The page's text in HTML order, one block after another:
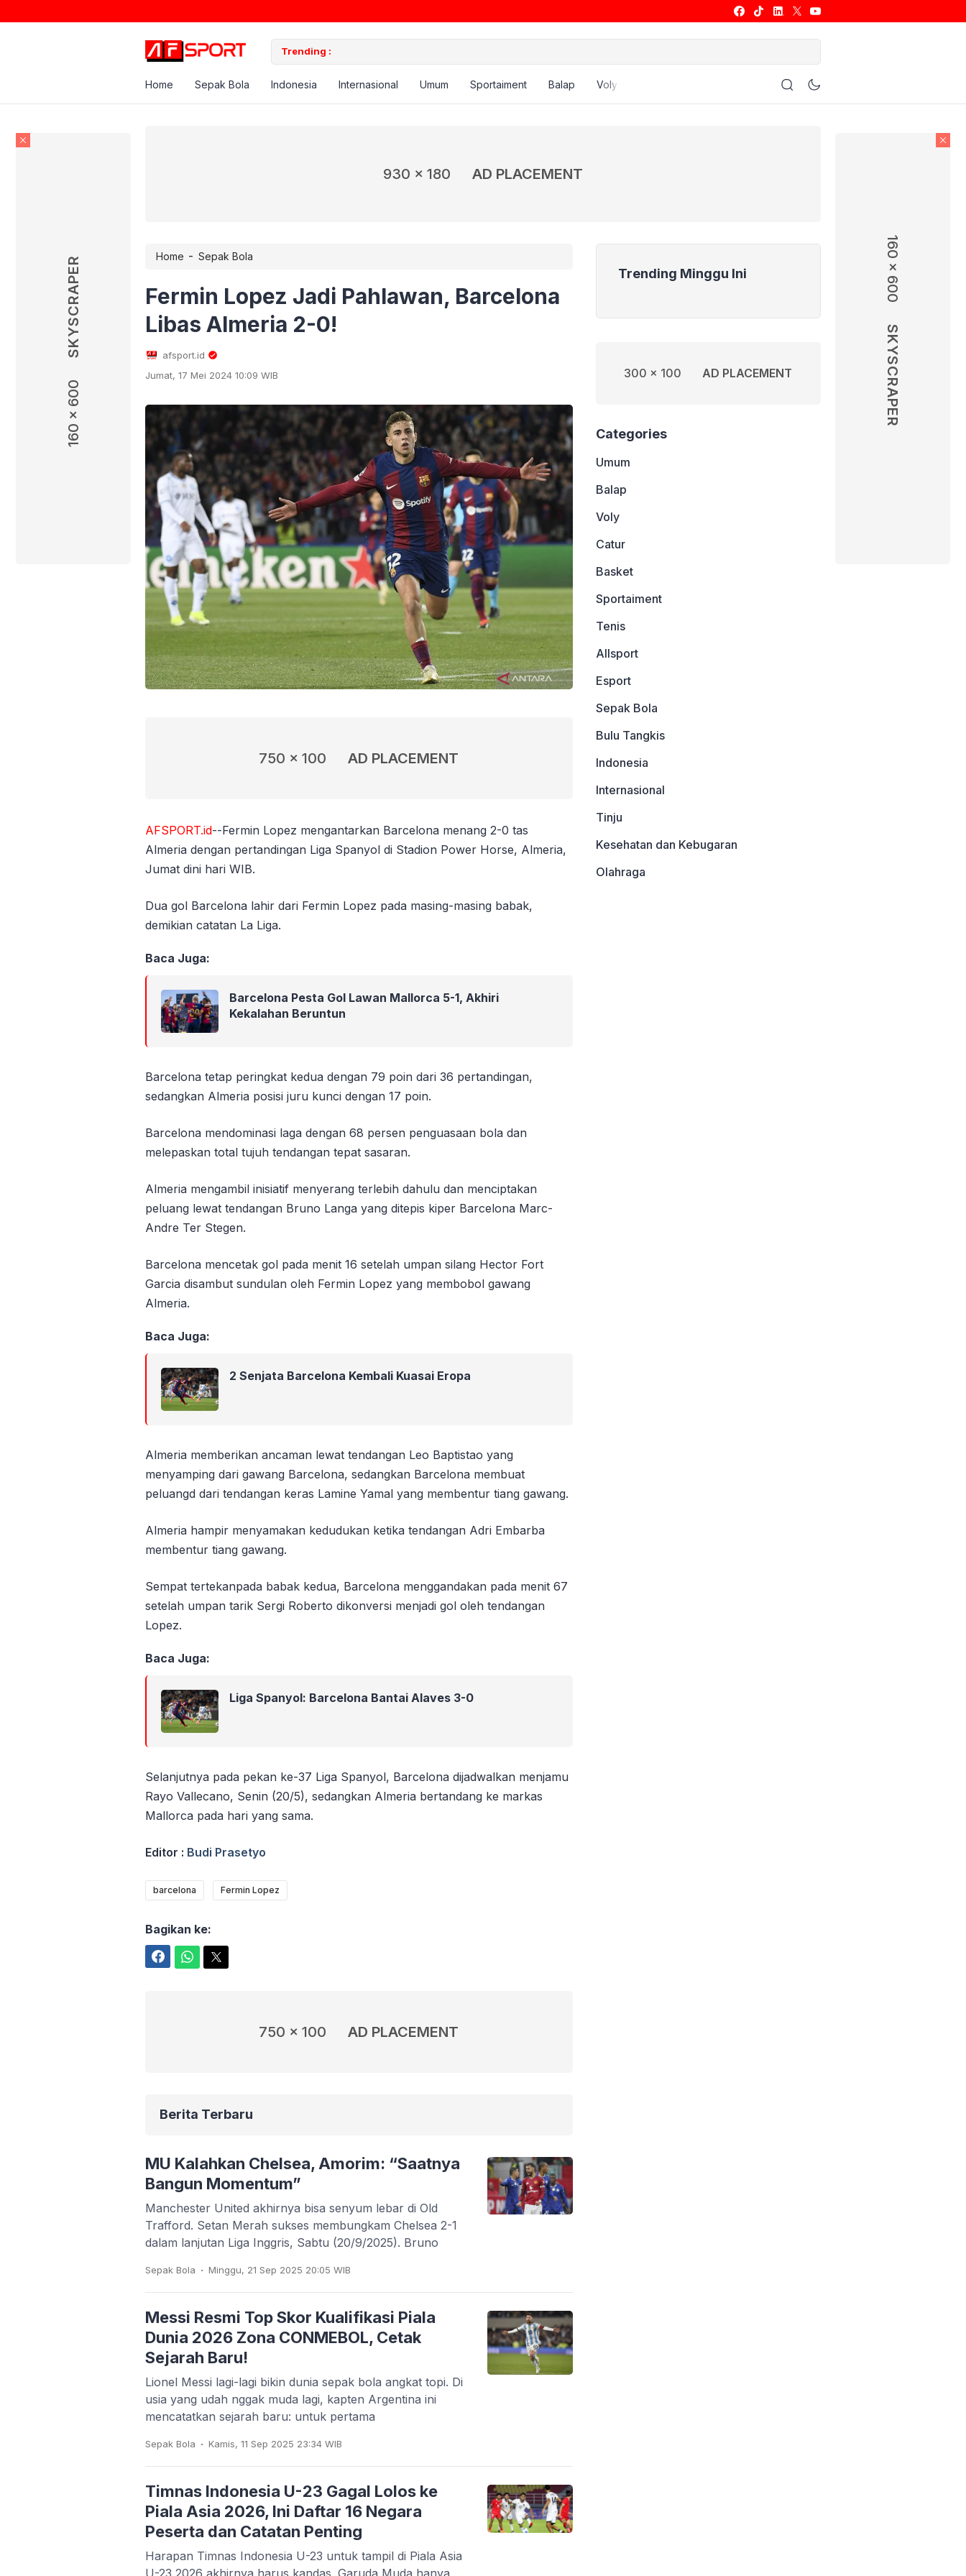
160 x 600
SKYSCRAPER 160 x 600
SKYSCRAPER
Trending :
Home Sepak Bola Indonesia Internasional Umum Sportaiment Balap Voly Allsport
930 x 180 AD PLACEMENT
Home - Sepak Bola
Fermin Lopez Jadi Pahlawan, Barcelona
Libas Almeria 2-0!
afsport.id
Jumat, 17 Mei 2024 10:09 WIB
750 x 100 AD PLACEMENT
AFSPORT.id--Fermin Lopez mengantarkan Barcelona menang 2-0 tas
Almeria dengan pertandingan Liga Spanyol di Stadion Power Horse, Almeria,
Jumat dini hari WIB.
Dua gol Barcelona lahir dari Fermin Lopez pada masing-masing babak,
demikian catatan La Liga.
Baca Juga:
Barcelona Pesta Gol Lawan Mallorca 5-1, Akhiri
Kekalahan Beruntun
Barcelona tetap peringkat kedua dengan 79 poin dari 36 pertandingan,
sedangkan Almeria posisi juru kunci dengan 17 poin.
Barcelona mendominasi laga dengan 68 persen penguasaan bola dan
melepaskan total tujuh tendangan tepat sasaran.
Almeria mengambil inisiatif menyerang terlebih dahulu dan menciptakan
peluang lewat tendangan Bruno Langa yang ditepis kiper Barcelona Marc-
Andre Ter Stegen.
Barcelona mencetak gol pada menit 16 setelah umpan silang Hector Fort
Garcia disambut sundulan oleh Fermin Lopez yang membobol gawang
Almeria.
Baca Juga:
2 Senjata Barcelona Kembali Kuasai Eropa
Almeria memberikan ancaman lewat tendangan Leo Baptistao yang
menyamping dari gawang Barcelona, sedangkan Barcelona membuat
peluangd dari tendangan keras Lamine Yamal yang membentur tiang gawang.
Almeria hampir menyamakan kedudukan ketika tendangan Adri Embarba
membentur tiang gawang.
Sempat tertekanpada babak kedua, Barcelona menggandakan pada menit 67
setelah umpan tarik Sergi Roberto dikonversi menjadi gol oleh tendangan
Lopez.
Baca Juga:
Liga Spanyol: Barcelona Bantai Alaves 3-0
Selanjutnya pada pekan ke-37 Liga Spanyol, Barcelona dijadwalkan menjamu
Rayo Vallecano, Senin (20/5), sedangkan Almeria bertandang ke markas
Mallorca pada hari yang sama.
Editor : Budi Prasetyo
barcelona Fermin Lopez
Bagikan ke:
750 x 100 AD PLACEMENT
Berita Terbaru
MU Kalahkan Chelsea, Amorim: “Saatnya
Bangun Momentum”
Manchester United akhirnya bisa senyum lebar di Old
Trafford. Setan Merah sukses membungkam Chelsea 2-1
dalam lanjutan Liga Inggris, Sabtu (20/9/2025). Bruno
Sepak Bola . Minggu, 21 Sep 2025 20:05 WIB
Messi Resmi Top Skor Kualifikasi Piala
Dunia 2026 Zona CONMEBOL, Cetak
Sejarah Baru!
Lionel Messi lagi-lagi bikin dunia sepak bola angkat topi. Di
usia yang udah nggak muda lagi, kapten Argentina ini
mencatatkan sejarah baru: untuk pertama
Sepak Bola . Kamis, 11 Sep 2025 23:34 WIB
Timnas Indonesia U-23 Gagal Lolos ke
Piala Asia 2026, Ini Daftar 16 Negara
Peserta dan Catatan Penting
Harapan Timnas Indonesia U-23 untuk tampil di Piala Asia
Trending Minggu Ini
300 x 100 AD PLACEMENT
Categories
Umum
Balap
Voly
Catur
Basket
Sportaiment
Tenis
Allsport
Esport
Sepak Bola
Bulu Tangkis
Indonesia
Internasional
Tinju
Kesehatan dan Kebugaran
Olahraga